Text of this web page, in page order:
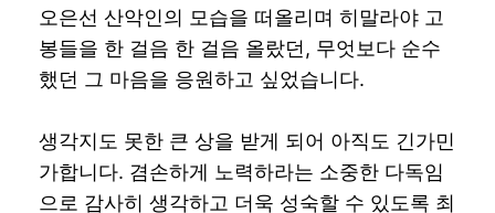
오은선 산악인의 모습을 떠올리며 히말라야 고
봉들을 한 걸음 한 걸음 올랐던, 무엇보다 순수
했던 그 마음을 응원하고 싶었습니다.
생각지도 못한 큰 상을 받게 되어 아직도 긴가민
가합니다. 겸손하게 노력하라는 소중한 다독임
으로 감사히 생각하고 더욱 성숙할 수 있도록 최